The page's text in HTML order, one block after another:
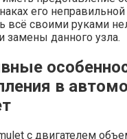
его
всё своими руками
замены данного узла.
в
с двигателем